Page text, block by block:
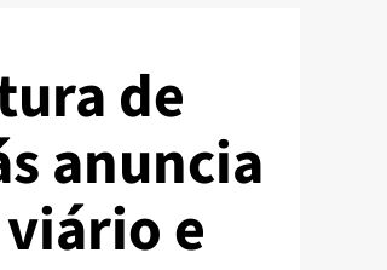
de
anuncia
e